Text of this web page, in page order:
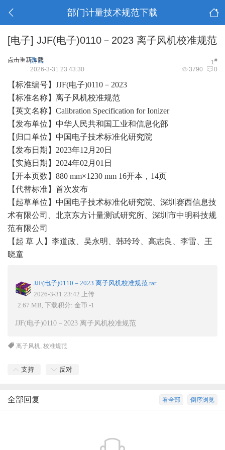
部门计量技术规范下载
[电子] JJF(电子)0110－2023 离子风机校准规范
点击重新加载 1#
路云
3790 0
2026-3-31 23:43:30
【标准编号】 JJF(电子)0110－2023
【标准名称】离子风机校准规范
【英文名称】 Calibration Specification for Ionizer
【发布单位】中华人民共和国工业和信息化部
【归口单位】中国电子技术标准化研究院
【发布日期】 2023年12 月 20日
【实施日期】 2024年02 月 01 日
【开本页数】 880 mm×1230 mm 16开本， 14页
【代替标准】首次发布
【起草单位】中国电子技术标准化研究院、深圳赛西信息技
术有限公司、北京东方计量测试研究所、深圳市中明科技规
范有限公司
【起 草 人】李道政、吴永明、韩玲玲、高志良、李雷、王
晓童
JJF(电子)0110－2023 离子风机校准规范.rar
2026-3-31 23:42 上传
2.67 MB, 下载积分: 金币 -1
JJF(电子)0110－2023 离子风机校准规范
离子风机,校准规范
支持 反对
倒序浏览
看全部
全部回复